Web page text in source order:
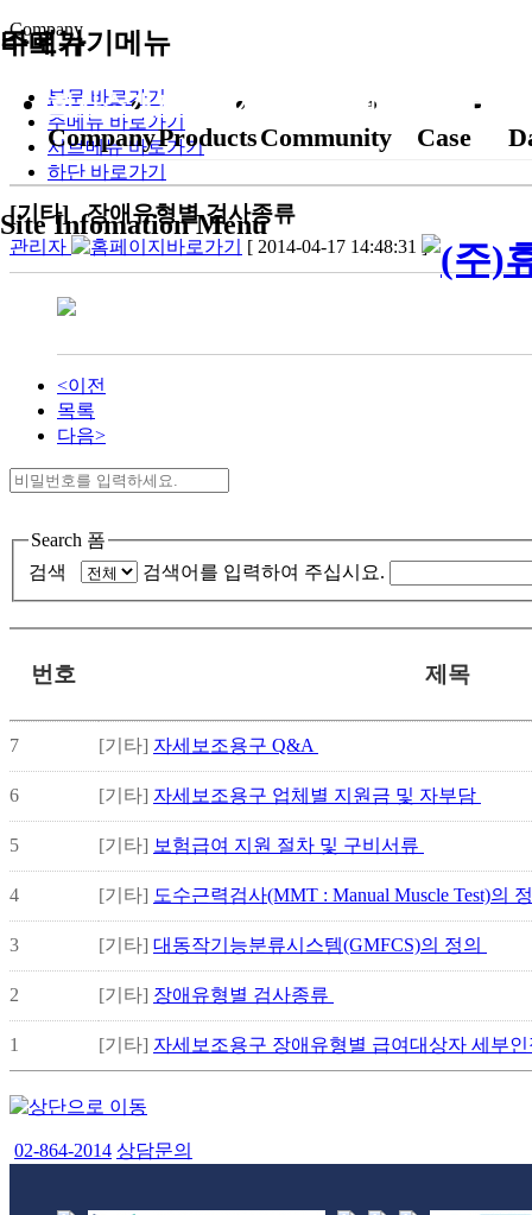
바로가기메뉴
본문 바로가기
주메뉴 바로가기
서브메뉴 바로가기
하단 바로가기
Site Infomation Menu
주메뉴
회사소개
Company
제품소개
Products
고객지원
Community
교정사례
Case
Company
[기타] 장애유형별 검사종류
관리자 [ 2014-04-17 14:48:31 ]
<이전
목록
다음>
Search 폼
검색
검색어를 입력하여 주십시요.
번호 제목
7 [기타] 자세보조용구 Q&A
6 [기타] 자세보조용구 업체별 지원금 및 자부담
5 [기타] 보험급여 지원 절차 및 구비서류
4 [기타] 도수근력검사(MMT : Manual Muscle Test)의
3 [기타] 대동작기능분류시스템(GMFCS)의 정의
2 [기타] 장애유형별 검사종류
1 [기타] 자세보조용구 장애유형별 급여대상자 세부
02-864-2014 상담문의